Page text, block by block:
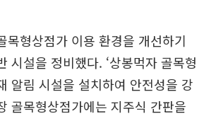
목형상점가 이용 환경을 개선하기
시설을 정비했다. ‘상봉먹자 골목형
알림 시설을 설치하여 안전성을 강
골목형상점가에는 지주식 간판을